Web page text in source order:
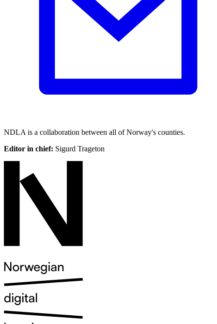
NDLA is a collaboration between all of Norway's counties.
Editor in chief: Sigurd Trageton